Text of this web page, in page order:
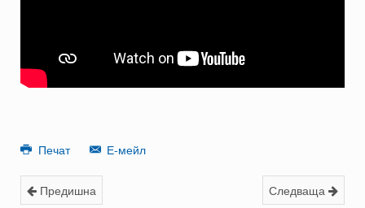
Печат Е-мейл
Предишна Следваща